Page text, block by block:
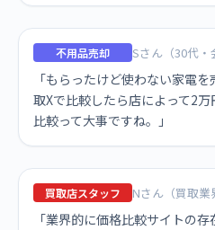
不用品売却 Sさん（30代・
「もらったけど使わない家電
取Xで比較したら店によって2万
比較って大事ですね。」
買取店スタッフ Nさん（買取業
「業界的に価格比較サイトの